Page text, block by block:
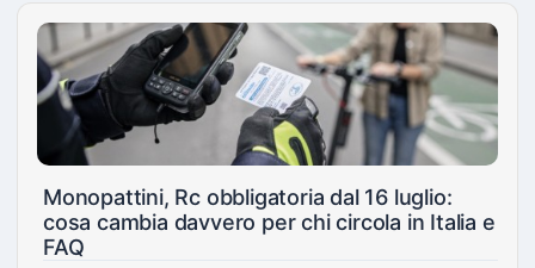
Monopattini, Rc obbligatoria dal 16 luglio:
cosa cambia davvero per chi circola in Italia e
FAQ